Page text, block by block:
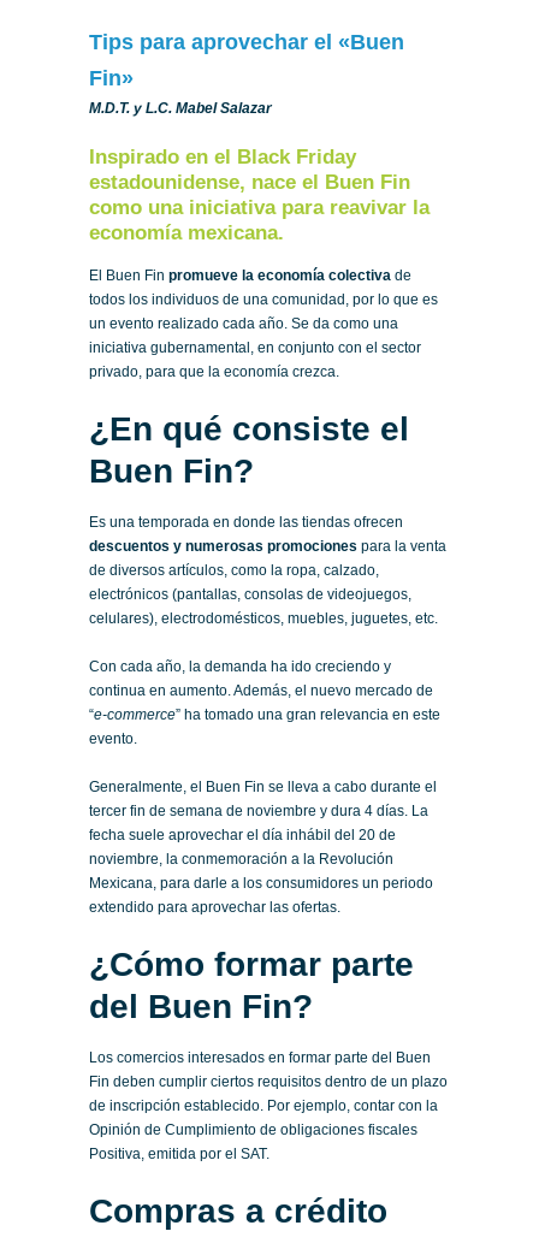
Tips para aprovechar el «Buen
Fin»
M.D.T. y L.C. Mabel Salazar
Inspirado en el Black Friday
estadounidense, nace el Buen Fin
como una iniciativa para reavivar la
economía mexicana.
El Buen Fin promueve la economía colectiva de
todos los individuos de una comunidad, por lo que es
un evento realizado cada año. Se da como una
iniciativa gubernamental, en conjunto con el sector
privado, para que la economía crezca.
¿En qué consiste el
Buen Fin?
Es una temporada en donde las tiendas ofrecen
descuentos y numerosas promociones para la venta
de diversos artículos, como la ropa, calzado,
electrónicos (pantallas, consolas de videojuegos,
celulares), electrodomésticos, muebles, juguetes, etc.
Con cada año, la demanda ha ido creciendo y
continua en aumento. Además, el nuevo mercado de
“e-commerce” ha tomado una gran relevancia en este
evento.
Generalmente, el Buen Fin se lleva a cabo durante el
tercer fin de semana de noviembre y dura 4 días. La
fecha suele aprovechar el día inhábil del 20 de
noviembre, la conmemoración a la Revolución
Mexicana, para darle a los consumidores un periodo
extendido para aprovechar las ofertas.
¿Cómo formar parte
del Buen Fin?
Los comercios interesados en formar parte del Buen
Fin deben cumplir ciertos requisitos dentro de un plazo
de inscripción establecido. Por ejemplo, contar con la
Opinión de Cumplimiento de obligaciones fiscales
Positiva, emitida por el SAT.
Compras a crédito